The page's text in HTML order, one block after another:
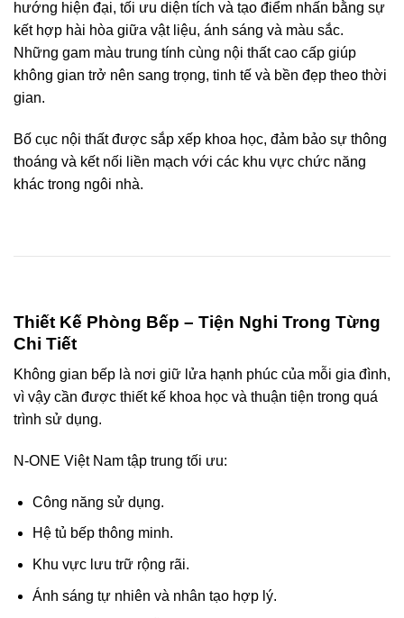
hướng hiện đại, tối ưu diện tích và tạo điểm nhấn bằng sự
kết hợp hài hòa giữa vật liệu, ánh sáng và màu sắc.
Những gam màu trung tính cùng nội thất cao cấp giúp
không gian trở nên sang trọng, tinh tế và bền đẹp theo thời
gian.
Bố cục nội thất được sắp xếp khoa học, đảm bảo sự thông
thoáng và kết nối liền mạch với các khu vực chức năng
khác trong ngôi nhà.
Thiết Kế Phòng Bếp – Tiện Nghi Trong Từng
Chi Tiết
Không gian bếp là nơi giữ lửa hạnh phúc của mỗi gia đình,
vì vậy cần được thiết kế khoa học và thuận tiện trong quá
trình sử dụng.
N-ONE Việt Nam tập trung tối ưu:
Công năng sử dụng.
Hệ tủ bếp thông minh.
Khu vực lưu trữ rộng rãi.
Ánh sáng tự nhiên và nhân tạo hợp lý.